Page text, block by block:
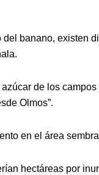
banano, existen
de los
Olmos”.
en el área
hectáreas por